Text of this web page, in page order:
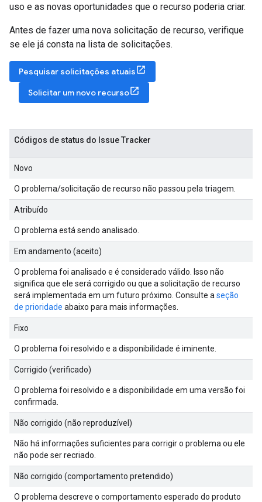
uso e as novas oportunidades que o recurso poderia criar.
Antes de fazer uma nova solicitação de recurso, verifique
se ele já consta na lista de solicitações.
Pesquisar solicitações atuais
Solicitar um novo recurso
Códigos de status do Issue Tracker
Novo
O problema/solicitação de recurso não passou pela triagem.
Atribuído
O problema está sendo analisado.
Em andamento (aceito)
O problema foi analisado e é considerado válido. Isso não
significa que ele será corrigido ou que a solicitação de recurso
será implementada em um futuro próximo. Consulte a seção
de prioridade abaixo para mais informações.
Fixo
O problema foi resolvido e a disponibilidade é iminente.
Corrigido (verificado)
O problema foi resolvido e a disponibilidade em uma versão foi
confirmada.
Não corrigido (não reproduzível)
Não há informações suficientes para corrigir o problema ou ele
não pode ser recriado.
Não corrigido (comportamento pretendido)
O problema descreve o comportamento esperado do produto